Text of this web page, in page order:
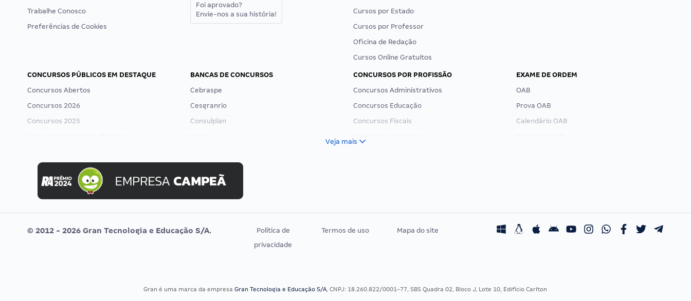
Trabalhe Conosco
Preferências de Cookies
Foi aprovado?
Envie-nos a sua história!
Cursos por Estado
Cursos por Professor
Oficina de Redação
Cursos Online Gratuitos
CONCURSOS PÚBLICOS EM DESTAQUE
Concursos Abertos
Concursos 2026
Concursos 2025
Concurso MPU
Editais publicados
BANCAS DE CONCURSOS
Cebraspe
Cesgranrio
Consulplan
Selecon
Uniase
Vunesp
CONCURSOS POR PROFISSÃO
Concursos Administrativos
Concursos Educação
Concursos Fiscais
Residência Multiprofissional
EXAME DE ORDEM
OAB
Prova OAB
Calendário OAB
Veja mais
© 2012 - 2026 Gran Tecnologia e Educação S/A.
Política de
privacidade
Termos de uso Mapa do site
Gran é uma marca da empresaGran Tecnologia e Educação S/A, CNPJ: 18.260.822/0001-77, SBS Quadra 02, Bloco J, Lote 10, Edifício Carlton